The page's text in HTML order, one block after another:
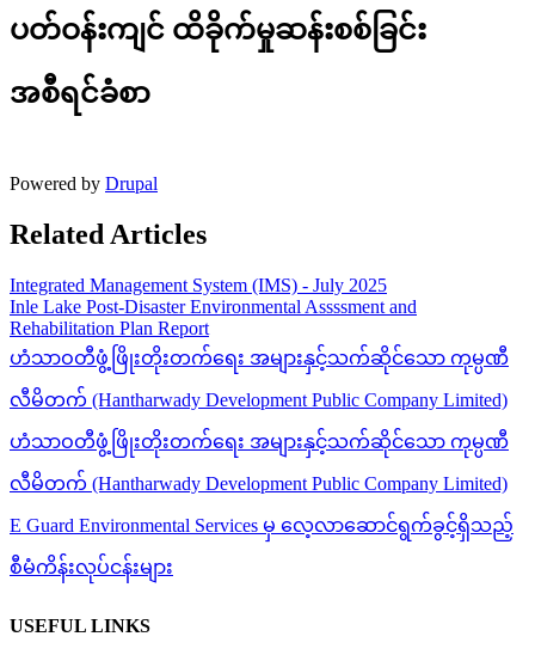
ပတ်ဝန်းကျင် ထိခိုက်မှုဆန်းစစ်ခြင်း
အစီရင်ခံစာ
Powered by Drupal
Related Articles
Integrated Management System (IMS) - July 2025
Inle Lake Post-Disaster Environmental Assssment and
Rehabilitation Plan Report
ဟံသာဝတီဖွံ့ဖြိုးတိုးတက်ရေး အများနှင့်သက်ဆိုင်သော ကုမ္ပဏီ
လီမိတက် (Hantharwady Development Public Company Limited)
ဟံသာဝတီဖွံ့ဖြိုးတိုးတက်ရေး အများနှင့်သက်ဆိုင်သော ကုမ္ပဏီ
လီမိတက် (Hantharwady Development Public Company Limited)
E Guard Environmental Services မှ လေ့လာဆောင်ရွက်ခွင့်ရှိသည့်
စီမံကိန်းလုပ်ငန်းများ
USEFUL LINKS